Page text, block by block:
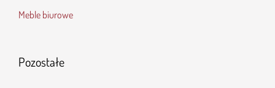
Meble biurowe
Pozostałe